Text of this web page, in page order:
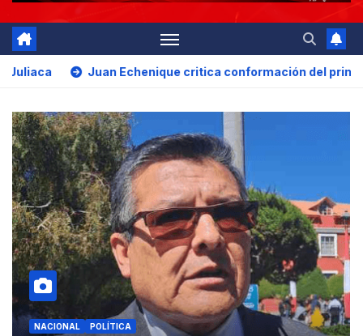
critica conformación del primer gabinete ministerial de
NACIONAL POLÍTICA